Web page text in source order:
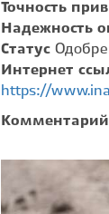
Точность
Надежность
Статус
Интернет
https://
Комментарий